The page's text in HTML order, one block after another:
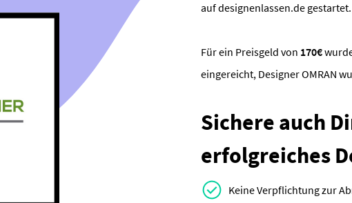
auf designenlassen.de gestartet.
Für ein Preisgeld von 170€
eingereicht, Designer OMRAN
Sichere auch
erfolgreiches
Keine Verpflichtung zur